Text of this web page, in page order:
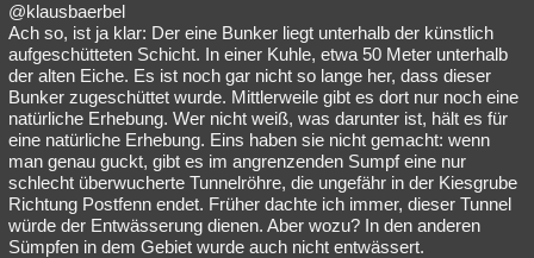
@klausbaerbel
Ach so, ist ja klar: Der eine Bunker liegt unterhalb der künstlich
aufgeschütteten Schicht. In einer Kuhle, etwa 50 Meter unterhalb
der alten Eiche. Es ist noch gar nicht so lange her, dass dieser
Bunker zugeschüttet wurde. Mittlerweile gibt es dort nur noch eine
natürliche Erhebung. Wer nicht weiß, was darunter ist, hält es für
eine natürliche Erhebung. Eins haben sie nicht gemacht: wenn
man genau guckt, gibt es im angrenzenden Sumpf eine nur
schlecht überwucherte Tunnelröhre, die ungefähr in der Kiesgrube
Richtung Postfenn endet. Früher dachte ich immer, dieser Tunnel
würde der Entwässerung dienen. Aber wozu? In den anderen
Sümpfen in dem Gebiet wurde auch nicht entwässert.